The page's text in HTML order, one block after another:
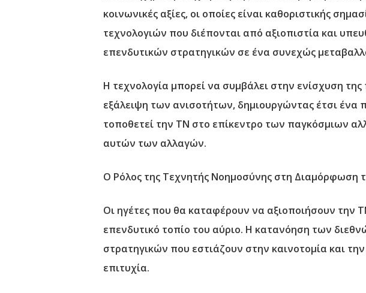
κοινωνικές αξίες, οι οποίες είναι καθοριστικής
τεχνολογιών που διέπονται από αξιοπιστία και
επενδυτικών στρατηγικών σε ένα συνεχώς
Η τεχνολογία μπορεί να συμβάλει στην ενίσχυση
εξάλειψη των ανισοτήτων, δημιουργώντας έτσι ένα
τοποθετεί την ΤΝ στο επίκεντρο των παγκόσμιων
αυτών των αλλαγών.
Ο Ρόλος της Τεχνητής Νοημοσύνης στη Διαμόρφωση
Οι ηγέτες που θα καταφέρουν να αξιοποιήσουν την
επενδυτικό τοπίο του αύριο. Η κατανόηση των
στρατηγικών που εστιάζουν στην καινοτομία και
επιτυχία.